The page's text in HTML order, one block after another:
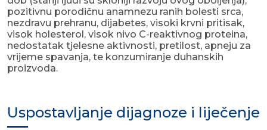
pozitivnu porodičnu anamnezu ranih bolesti srca,
nezdravu prehranu, dijabetes, visoki krvni pritisak,
visok holesterol, visok nivo C-reaktivnog proteina,
nedostatak tjelesne aktivnosti, pretilost, apneju za
vrijeme spavanja, te konzumiranje duhanskih
proizvoda.
Uspostavljanje dijagnoze i liječenje